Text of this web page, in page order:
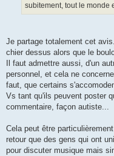
subitement, tout le monde
Je partage totalement cet
chier dessus alors que le
Il faut admettre aussi, d'un
personnel, et cela ne
faut, que certains
Vs tant qu'ils peuvent poster
commentaire, façon autiste...
Cela peut être
retour que des gens qui ont
pour discuter musique mais